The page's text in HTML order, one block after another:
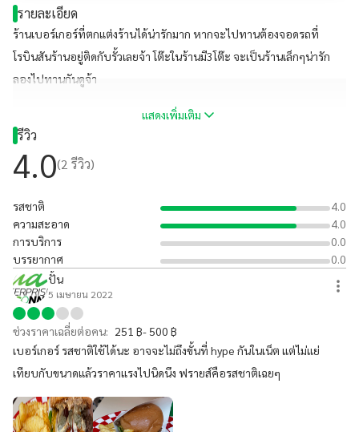
รายละเอียด
ร้านเบอร์เกอร์ที่ตกแต่งร้านได้น่ารักมาก หากจะไปทานต้องจอดรถที่
โรบินสันร้านอยู่ติดกับรั้วเลยจ้า โต๊ะในร้านมี3โต๊ะ จะเป็นร้านเล็กๆน่ารัก
ลองไปทานกันดูจ้า
แสดงเพิ่มเติม
รีวิว
4.0(2 รีวิว)
รสชาติ
4.0
ความสะอาด
4.0
การบริการ
0.0
บรรยากาศ
0.0
ปั้น
5 เมษายน 2022
ช่วงราคาเฉลี่ยต่อคน: 251 ฿- 500 ฿
เบอร์เกอร์ รสชาติใช้ได้นะ อาจจะไม่ถึงขั้นที่ hype กันในเน็ต แต่ไม่แย่
เทียบกับขนาดแล้วราคาแรงไปนิดนึง ฟรายส์คือรสชาติเฉยๆ